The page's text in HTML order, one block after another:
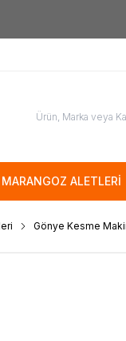
MARANGOZ ALETLERİ
Gönye Kesme